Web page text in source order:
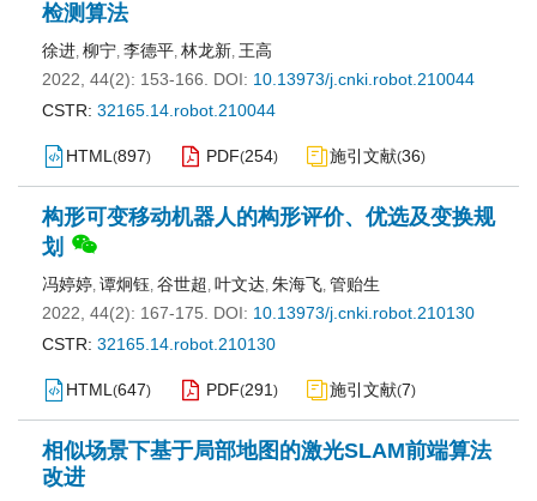
检测算法
徐进, 柳宁, 李德平, 林龙新, 王高
2022, 44(2): 153-166.
DOI: 10.13973/j.cnki.robot.210044
CSTR: 32165.14.robot.210044
HTML (897) PDF(254) 施引文献(36)
构形可变移动机器人的构形评价、优选及变换规
划
冯婷婷, 谭炯钰, 谷世超 , 叶文达, 朱海飞, 管贻生
2022, 44(2): 167-175.
DOI: 10.13973/j.cnki.robot.210130
CSTR: 32165.14.robot.210130
HTML (647) PDF(291 ) 施引文献(7)
相似场景下基于局部地图的激光SLAM前端算法
改进